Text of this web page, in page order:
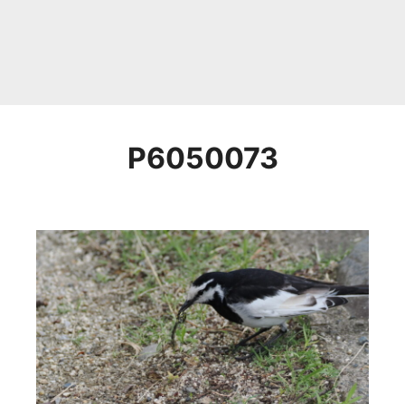
P6050073